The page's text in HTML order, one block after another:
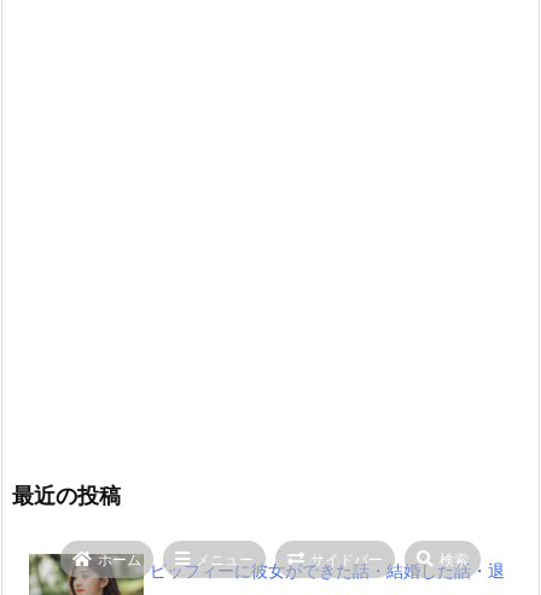
最近の投稿
ピッフィーに彼女ができた話・結婚した話・退
ホーム メニュー サイドバー 検索